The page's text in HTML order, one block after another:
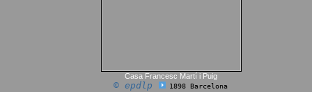
Casa Francesc Martí i Puig
© epdlp 1898 Barcelona